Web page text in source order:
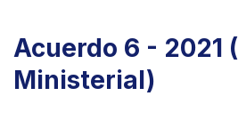
Acuerdo 6 - 2021
Ministerial)